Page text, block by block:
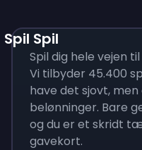
Spil Spil
Spil dig hele vejen
Vi tilbyder 45.400
have det sjovt,
belønninger. Bare
og du er et skridt
gavekort.